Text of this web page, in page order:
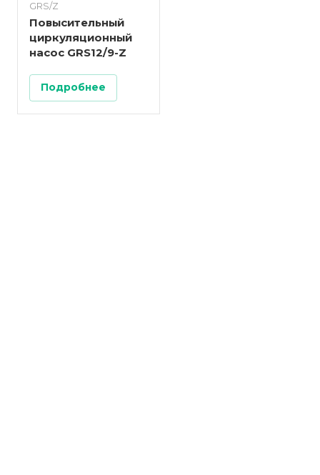
GRS/Z
Повысительный
циркуляционный
насос GRS12/9-Z
Подробнее